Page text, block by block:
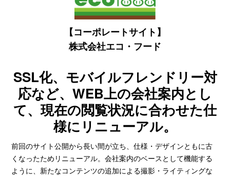
【コーポレートサイト】
株式会社エコ・フード
SSL化、モバイルフレンドリー対
応など、WEB上の会社案内とし
て、現在の閲覧状況に合わせた仕
様にリニューアル。
前回のサイト公開から長い間が立ち、仕様・デザインともに古
くなったためリニューアル。会社案内のベースとして機能する
ように、新たなコンテンツの追加による撮影・ライティングな